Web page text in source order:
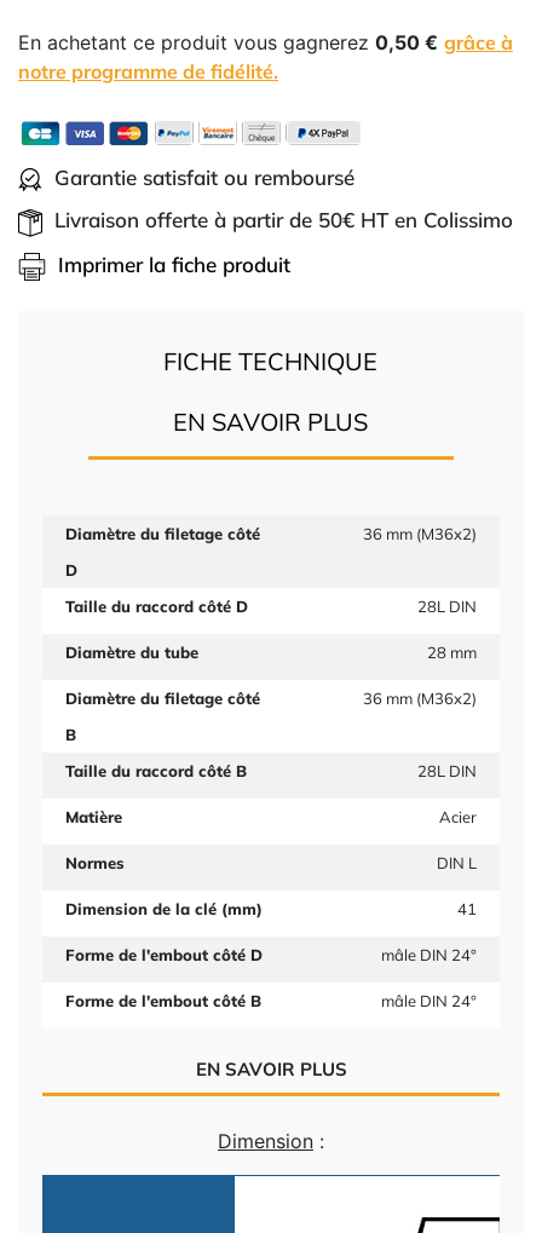
En achetant ce produit vous gagnerez 0,50 € grâce à
notre programme de fidélité.
Garantie satisfait ou remboursé
Livraison offerte à partir de 50€ HT en Colissimo
Imprimer la fiche produit
FICHE TECHNIQUE
EN SAVOIR PLUS
Diamètre du filetage côté
D
36 mm (M36x2)
Taille du raccord côté D 28L DIN
Diamètre du tube 28 mm
Diamètre du filetage côté
B
36 mm (M36x2)
Taille du raccord côté B 28L DIN
Matière Acier
Normes DIN L
Dimension de la clé (mm) 41
Forme de l'embout côté D mâle DIN 24°
Forme de l'embout côté B mâle DIN 24°
EN SAVOIR PLUS
Dimension :